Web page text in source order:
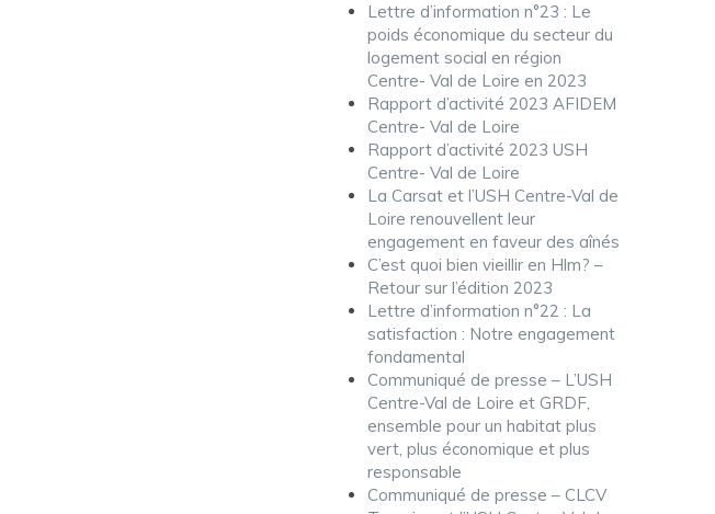
Lettre d’information n°23 : Le
poids économique du secteur du
logement social en région
Centre- Val de Loire en 2023
Rapport d’activité 2023 AFIDEM
Centre- Val de Loire
Rapport d’activité 2023 USH
Centre- Val de Loire
La Carsat et l’USH Centre-Val de
Loire renouvellent leur
engagement en faveur des aînés
C’est quoi bien vieillir en Hlm? –
Retour sur l’édition 2023
Lettre d’information n°22 : La
satisfaction : Notre engagement
fondamental
Communiqué de presse – L’USH
Centre-Val de Loire et GRDF,
ensemble pour un habitat plus
vert, plus économique et plus
responsable
Communiqué de presse – CLCV